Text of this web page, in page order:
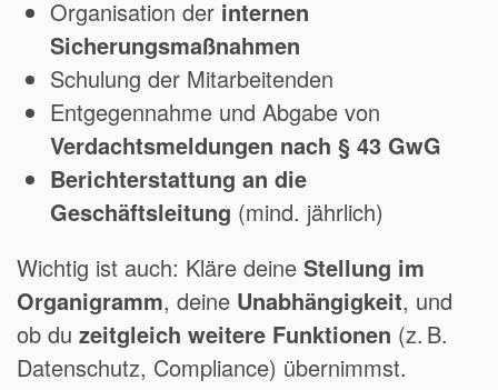
Organisation der internen
Sicherungsmaßnahmen
Schulung der Mitarbeitenden
Entgegennahme und Abgabe von
Verdachtsmeldungen nach § 43 GwG
Berichterstattung an die
Geschäftsleitung (mind. jährlich)
Wichtig ist auch: Kläre deine Stellung im
Organigramm, deine Unabhängigkeit, und
ob du zeitgleich weitere Funktionen (z. B.
Datenschutz, Compliance) übernimmst.